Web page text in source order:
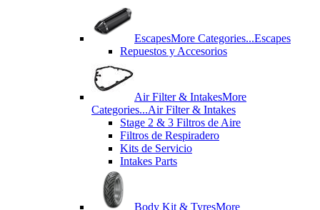
EscapesMore Categories...Escapes
Repuestos y Accesorios
Air Filter & IntakesMore
Categories...Air Filter & Intakes
Stage 2 & 3 Filtros de Aire
Filtros de Respiradero
Kits de Servicio
Intakes Parts
Body Kit & TyresMore